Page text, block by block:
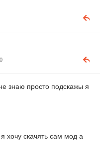
знаю просто подскажы я
хочу скачять сам мод а